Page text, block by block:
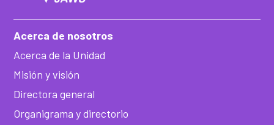
Acerca de nosotros
Acerca de la Unidad
Misión y visión
Directora general
Organigrama y directorio